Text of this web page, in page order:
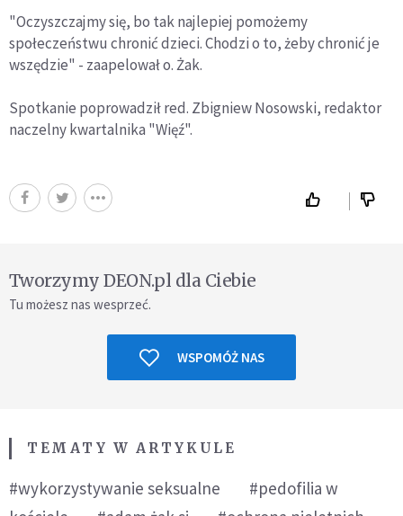
"Oczyszczajmy się, bo tak najlepiej pomożemy
społeczeństwu chronić dzieci. Chodzi o to, żeby chronić je
wszędzie" - zaapelował o. Żak.
Spotkanie poprowadził red. Zbigniew Nosowski, redaktor
naczelny kwartalnika "Więź".
Tworzymy DEON.pl dla Ciebie
Tu możesz nas wesprzeć.
WSPOMÓŻ NAS
TEMATY W ARTYKULE
#wykorzystywanie seksualne
#pedofilia w